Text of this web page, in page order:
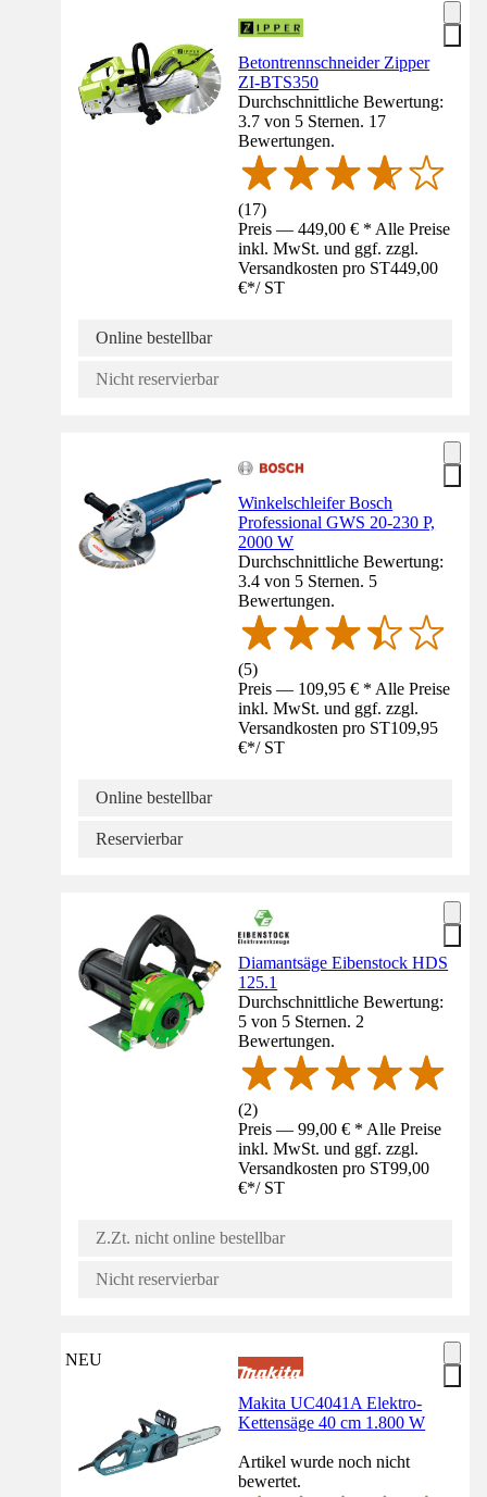
Betontrennschneider Zipper
ZI-BTS350
Durchschnittliche Bewertung:
3.7 von 5 Sternen. 17
Bewertungen.
(17)
Preis — 449,00 € * Alle Preise
inkl. MwSt. und ggf. zzgl.
Versandkosten pro ST449,00
€*/ ST
Online bestellbar
Nicht reservierbar
Winkelschleifer Bosch
Professional GWS 20-230 P,
2000 W
Durchschnittliche Bewertung:
3.4 von 5 Sternen. 5
Bewertungen.
(5)
Preis — 109,95 € * Alle Preise
inkl. MwSt. und ggf. zzgl.
Versandkosten pro ST109,95
€*/ ST
Online bestellbar
Reservierbar
Diamantsäge Eibenstock HDS
125.1
Durchschnittliche Bewertung:
5 von 5 Sternen. 2
Bewertungen.
(2)
Preis — 99,00 € * Alle Preise
inkl. MwSt. und ggf. zzgl.
Versandkosten pro ST99,00
€*/ ST
Z.Zt. nicht online bestellbar
Nicht reservierbar
NEU
Makita UC4041A Elektro-
Kettensäge 40 cm 1.800 W
Artikel wurde noch nicht
bewertet.